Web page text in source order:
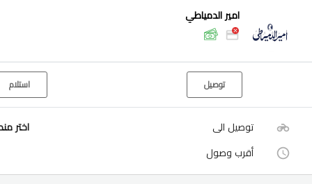
امير الدمياطي
توصيل استلام
توصيل الى اختر
أقرب وصول